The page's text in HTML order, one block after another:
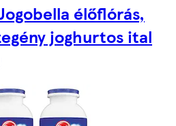
élőflórás,
joghurtos ital